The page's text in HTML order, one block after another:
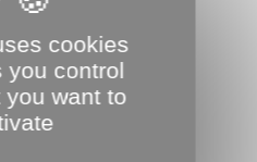
cookies
you control
you want to